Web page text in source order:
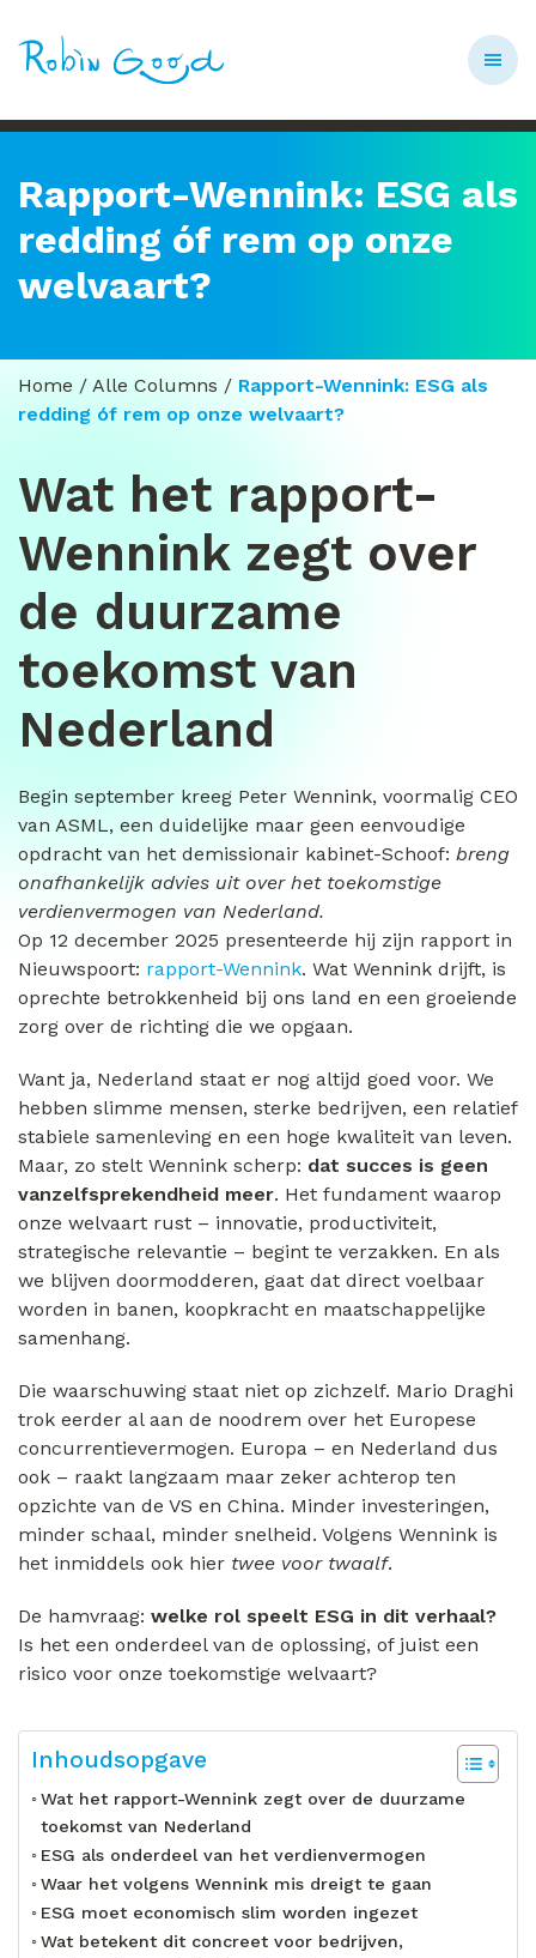
Rapport-Wennink: ESG als
redding óf rem op onze
welvaart?
Home / Alle Columns / Rapport-Wennink: ESG als
redding óf rem op onze welvaart?
Wat het rapport-
Wennink zegt over
de duurzame
toekomst van
Nederland
Begin september kreeg Peter Wennink, voormalig CEO
van ASML, een duidelijke maar geen eenvoudige
opdracht van het demissionair kabinet-Schoof: breng
onafhankelijk advies uit over het toekomstige
verdienvermogen van Nederland.
Op 12 december 2025 presenteerde hij zijn rapport in
Nieuwspoort: rapport-Wennink. Wat Wennink drijft, is
oprechte betrokkenheid bij ons land en een groeiende
zorg over de richting die we opgaan.
Want ja, Nederland staat er nog altijd goed voor. We
hebben slimme mensen, sterke bedrijven, een relatief
stabiele samenleving en een hoge kwaliteit van leven.
Maar, zo stelt Wennink scherp: dat succes is geen
vanzelfsprekendheid meer. Het fundament waarop
onze welvaart rust – innovatie, productiviteit,
strategische relevantie – begint te verzakken. En als
we blijven doormodderen, gaat dat direct voelbaar
worden in banen, koopkracht en maatschappelijke
samenhang.
Die waarschuwing staat niet op zichzelf. Mario Draghi
trok eerder al aan de noodrem over het Europese
concurrentievermogen. Europa – en Nederland dus
ook – raakt langzaam maar zeker achterop ten
opzichte van de VS en China. Minder investeringen,
minder schaal, minder snelheid. Volgens Wennink is
het inmiddels ook hier twee voor twaalf.
De hamvraag: welke rol speelt ESG in dit verhaal?
Is het een onderdeel van de oplossing, of juist een
risico voor onze toekomstige welvaart?
Inhoudsopgave
Wat het rapport-Wennink zegt over de duurzame
toekomst van Nederland
ESG als onderdeel van het verdienvermogen
Waar het volgens Wennink mis dreigt te gaan
ESG moet economisch slim worden ingezet
Wat betekent dit concreet voor bedrijven,